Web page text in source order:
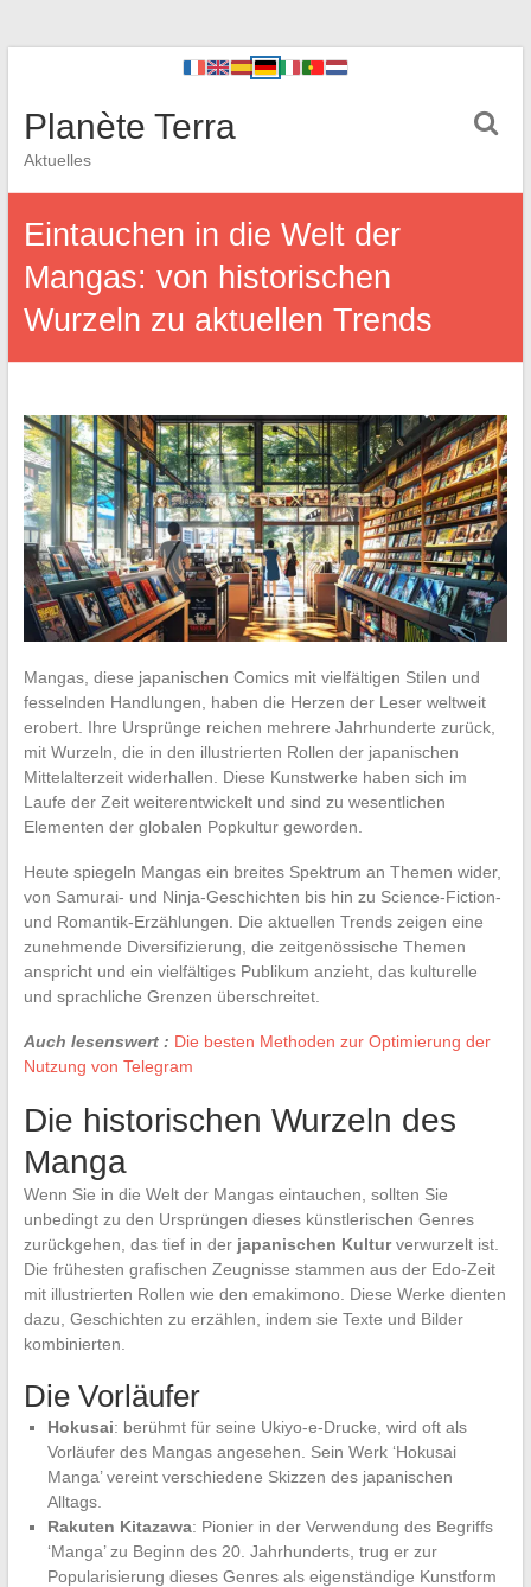
Planète Terra
Aktuelles
Eintauchen in die Welt der
Mangas: von historischen
Wurzeln zu aktuellen Trends
Mangas, diese japanischen Comics mit vielfältigen Stilen und
fesselnden Handlungen, haben die Herzen der Leser weltweit
erobert. Ihre Ursprünge reichen mehrere Jahrhunderte zurück,
mit Wurzeln, die in den illustrierten Rollen der japanischen
Mittelalterzeit widerhallen. Diese Kunstwerke haben sich im
Laufe der Zeit weiterentwickelt und sind zu wesentlichen
Elementen der globalen Popkultur geworden.
Heute spiegeln Mangas ein breites Spektrum an Themen wider,
von Samurai- und Ninja-Geschichten bis hin zu Science-Fiction-
und Romantik-Erzählungen. Die aktuellen Trends zeigen eine
zunehmende Diversifizierung, die zeitgenössische Themen
anspricht und ein vielfältiges Publikum anzieht, das kulturelle
und sprachliche Grenzen überschreitet.
Auch lesenswert : Die besten Methoden zur Optimierung der
Nutzung von Telegram
Die historischen Wurzeln des
Manga
Wenn Sie in die Welt der Mangas eintauchen, sollten Sie
unbedingt zu den Ursprüngen dieses künstlerischen Genres
zurückgehen, das tief in der japanischen Kulturverwurzelt ist.
Die frühesten grafischen Zeugnisse stammen aus der Edo-Zeit
mit illustrierten Rollen wie den emakimono. Diese Werke dienten
dazu, Geschichten zu erzählen, indem sie Texte und Bilder
kombinierten.
Die Vorläufer
Hokusai: berühmt für seine Ukiyo-e-Drucke, wird oft als
Vorläufer des Mangas angesehen. Sein Werk ‘Hokusai
Manga’ vereint verschiedene Skizzen des japanischen
Alltags.
Rakuten Kitazawa: Pionier in der Verwendung des Begriffs
‘Manga’ zu Beginn des 20. Jahrhunderts, trug er zur
Popularisierung dieses Genres als eigenständige Kunstform